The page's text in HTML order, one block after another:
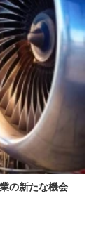
の新たな機会